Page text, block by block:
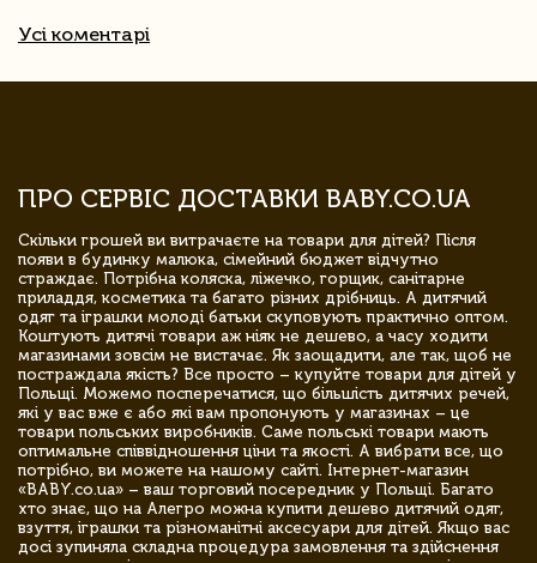
Усі коментарі
ПРО СЕРВІС ДОСТАВКИ BABY.CO.UA
Скільки грошей ви витрачаєте на товари для дітей? Після
появи в будинку малюка, сімейний бюджет відчутно
страждає. Потрібна коляска, ліжечко, горщик, санітарне
приладдя, косметика та багато різних дрібниць. А дитячий
одяг та іграшки молоді батьки скуповують практично оптом.
Коштують дитячі товари аж ніяк не дешево, а часу ходити
магазинами зовсім не вистачає. Як заощадити, але так, щоб не
постраждала якість? Все просто – купуйте товари для дітей у
Польщі. Можемо посперечатися, що більшість дитячих речей,
які у вас вже є або які вам пропонують у магазинах – це
товари польських виробників. Саме польські товари мають
оптимальне співвідношення ціни та якості. А вибрати все, що
потрібно, ви можете на нашому сайті. Інтернет-магазин
«BABY.co.ua» – ваш торговий посередник у Польщі. Багато
хто знає, що на Алегро можна купити дешево дитячий одяг,
взуття, іграшки та різноманітні аксесуари для дітей. Якщо вас
досі зупиняла складна процедура замовлення та здійснення